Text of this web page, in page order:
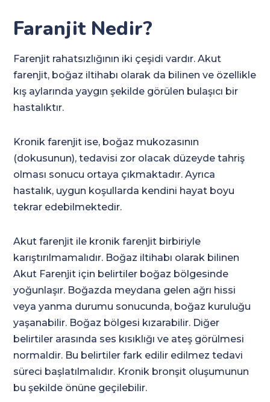
Faranjit Nedir?
Farenjit rahatsızlığının iki çeşidi vardır. Akut
farenjit, boğaz iltihabı olarak da bilinen ve özellikle
kış aylarında yaygın şekilde görülen bulaşıcı bir
hastalıktır.
Kronik farenjit ise, boğaz mukozasının
(dokusunun), tedavisi zor olacak düzeyde tahriş
olması sonucu ortaya çıkmaktadır. Ayrıca
hastalık, uygun koşullarda kendini hayat boyu
tekrar edebilmektedir.
Akut farenjit ile kronik farenjit birbiriyle
karıştırılmamalıdır. Boğaz iltihabı olarak bilinen
Akut Farenjit için belirtiler boğaz bölgesinde
yoğunlaşır. Boğazda meydana gelen ağrı hissi
veya yanma durumu sonucunda, boğaz kuruluğu
yaşanabilir. Boğaz bölgesi kızarabilir. Diğer
belirtiler arasında ses kısıklığı ve ateş görülmesi
normaldir. Bu belirtiler fark edilir edilmez tedavi
süreci başlatılmalıdır. Kronik bronşit oluşumunun
bu şekilde önüne geçilebilir.